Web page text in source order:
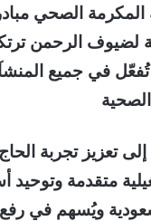
لضيوف الرحمن
في جميع
إلى تعزيز تجربة
متقدمة وتوحيد
ويُسهم في